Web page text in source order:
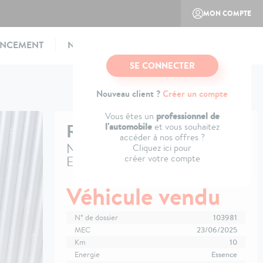
MON COMPTE
SE CONNECTER
Nouveau client ?Créer un compte
Vous êtes un professionnel de
l'automobileet vous souhaitez
accéder à nos offres ?
Cliquez ici pour
créer votre compte
NOTRE CONCEPT
RENAULTCLIO V
Nouvelle TCe 90 ch GSR2
Esprit Alpine
Véhicule vendu
N° de dossier
103981
MEC
23/06/2025
Km
10
Energie
Essence